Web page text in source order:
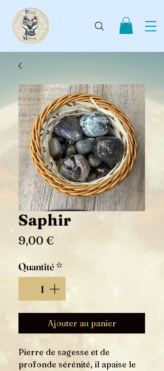
Saphir
9,00 €Prix
Quantité*
Ajouter au panier
Pierre de sagesse et de
profonde sérénité, il apaise le